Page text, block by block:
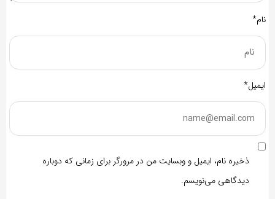
نام*
ایمیل*
ذخیره نام، ایمیل و وبسایت من در مرورگر برای زمانی که دوباره
دیدگاهی می‌نویسم.